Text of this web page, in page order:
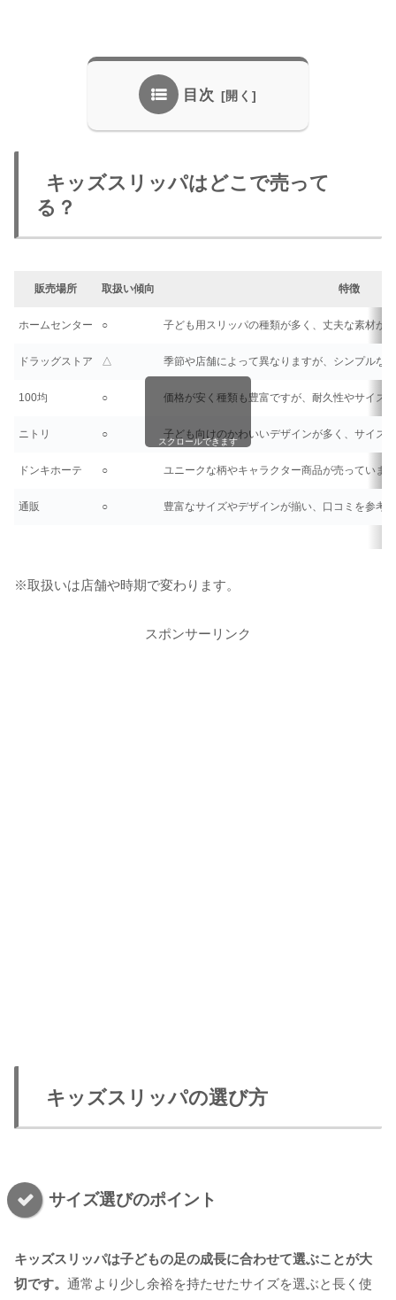
目次
キッズスリッパはどこで売って
る？
販売場所 取扱い傾向 特徴
ホームセンター ○ 子ども用スリッパの種類が多く、丈夫な素材が
ドラッグストア △ 季節や店舗によって異なりますが、シンプルな
100均 ○ 価格が安く種類も豊富ですが、耐久性やサイズ
ニトリ ○ 子ども向けのかわいいデザインが多く、サイズ
ドンキホーテ ○ ユニークな柄やキャラクター商品が売っていま
通販 ○ 豊富なサイズやデザインが揃い、口コミを参考
スクロールできます
※取扱いは店舗や時期で変わります。
スポンサーリンク
キッズスリッパの選び方
サイズ選びのポイント
キッズスリッパは子どもの足の成長に合わせて選ぶことが大
切です。 通常より少し余裕を持たせたサイズを選ぶと長く使